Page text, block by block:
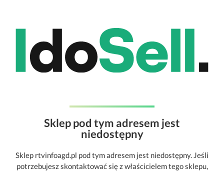
Sklep pod tym adresem jest
niedostępny
Sklep rtvinfoagd.pl pod tym adresem jest niedostępny. Jeśli
potrzebujesz skontaktować się z właścicielem tego sklepu,